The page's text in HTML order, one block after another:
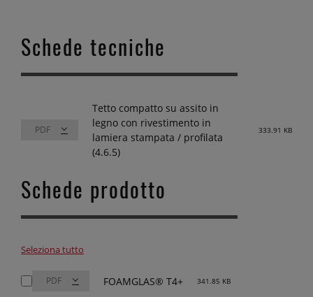
Schede tecniche
Tetto compatto su assito in
legno con rivestimento in
lamiera stampata / profilata
(4.6.5)
333.91 KB
Schede prodotto
Seleziona tutto
FOAMGLAS® T4+ 341.85 KB